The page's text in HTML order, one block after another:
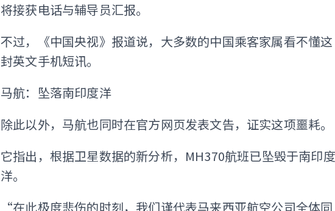
将接获电话与辅导员汇报。
不过，《中国央视》报道说，大多数的中国乘客家属看不懂这
封英文手机短讯。
马航：坠落南印度洋
除此以外，马航也同时在官方网页发表文告，证实这项噩耗。
它指出，根据卫星数据的新分析，MH370航班已坠毁于南印度
洋。
“在此极度悲伤的时刻，我们谨代表马来西亚航空公司全体同